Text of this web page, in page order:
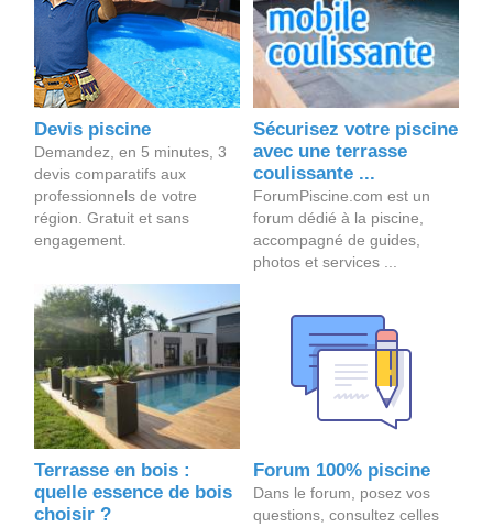
Devis piscine
Demandez, en 5 minutes, 3
devis comparatifs aux
professionnels de votre
région. Gratuit et sans
engagement.
Sécurisez votre piscine
avec une terrasse
coulissante ...
ForumPiscine.com est un
forum dédié à la piscine,
accompagné de guides,
photos et services ...
Terrasse en bois :
quelle essence de bois
choisir ?
Forum 100% piscine
Dans le forum, posez vos
questions, consultez celles